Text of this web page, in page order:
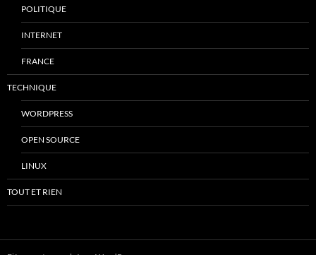
POLITIQUE
INTERNET
FRANCE
TECHNIQUE
WORDPRESS
OPEN SOURCE
LINUX
TOUT ET RIEN